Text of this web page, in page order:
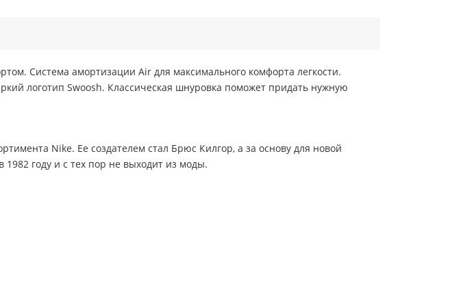
Система амортизации Air для максимального комфорта легкости.
логотип Swoosh. Классическая шнуровка поможет придать нужную
Nike. Ее создателем стал Брюс Килгор, а за основу для новой
году и с тех пор не выходит из моды.